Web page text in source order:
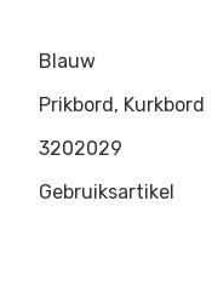
Blauw
Prikbord, Kurkbord
3202029
Gebruiksartikel